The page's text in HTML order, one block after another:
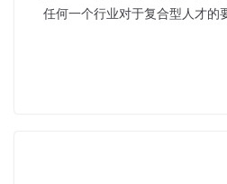
任何一个行业对于复合型人才的